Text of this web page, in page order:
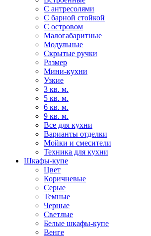
С антресолями
С барной стойкой
С островом
Малогабаритные
Модульные
Скрытые ручки
Размер
Мини-кухни
Узкие
3 кв. м.
5 кв. м.
6 кв. м.
9 кв. м.
Все для кухни
Варианты отделки
Мойки и смесители
Техника для кухни
Шкафы-купе
Цвет
Коричневые
Серые
Темные
Черные
Светлые
Белые шкафы-купе
Венге